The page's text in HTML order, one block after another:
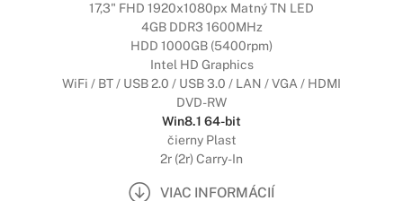
17,3" FHD 1920x1080px Matný TN LED
4GB DDR3 1600MHz
HDD 1000GB (5400rpm)
Intel HD Graphics
WiFi / BT / USB 2.0 / USB 3.0 / LAN / VGA / HDMI
DVD-RW
Win8.1 64-bit
čierny Plast
2r (2r) Carry-In
VIAC INFORMÁCIÍ